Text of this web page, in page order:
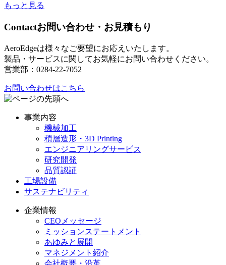
もっと見る
Contactお問い合わせ・お見積もり
AeroEdgeは様々なご要望にお応えいたします。
製品・サービスに関してお気軽にお問い合わせください。
営業部：0284-22-7052
お問い合わせはこちら
事業内容
機械加工
積層造形・3D Printing
エンジニアリングサービス
研究開発
品質認証
工場設備
サステナビリティ
企業情報
CEOメッセージ
ミッションステートメント
あゆみと展開
マネジメント紹介
会社概要・沿革